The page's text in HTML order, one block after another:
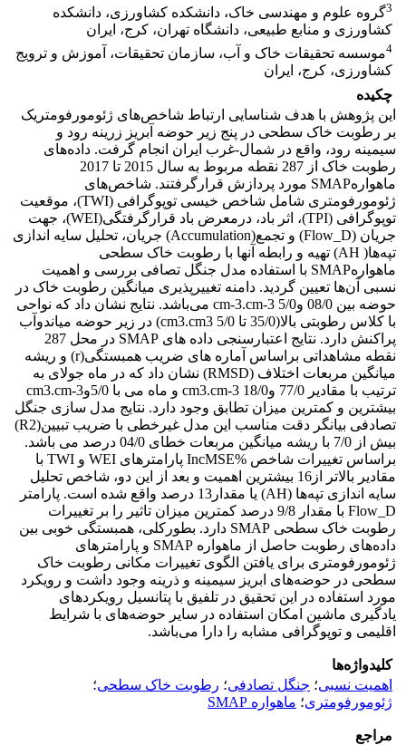
3گروه علوم و مهندسی خاک، دانشکده کشاورزی، دانشکده
کشاورزی و منابع طبیعی، دانشگاه تهران، کرج، ایران
4موسسه تحقیقات خاک و آب، سازمان تحقیقات، آموزش و ترویج
کشاورزی، کرج، ایران
چکیده
این پژوهش با هدف شناسایی ارتباط شاخص‌های ژئومورفومتریک
بر رطوبت خاک سطحی در پنج زیر حوضه آبریز زرینه رود و
سیمینه رود، واقع در شمال-غرب ایران انجام گرفت. داده‌های
رطوبت خاک از 287 نقطه مربوط به سال 2015 تا 2017
ماهوارهSMAP مورد پردازش قرارگرفتند. شاخص‌های
ژئومورفومتری شامل شاخص خیسی توپوگرافی (TWI)، موقعیت
توپوگرافی (TPI)، اثر باد، درمعرض باد قرارگرفتگی(WEI)، جهت
جریان (Flow_D) و تجمع(Accumulation) جریان، تحلیل سایه اندازی
تپه‌ها( AH) تهیه و رابطه آنها با رطوبت خاک سطحی
ماهوارهSMAP با استفاده مدل جنگل تصافی بررسی و اهمیت
نسبی آن‌ها تعیین گردید. دامنه تغییرپذیری میانگین رطوبت خاک در
حوضه بین 08/0 وcm-3.cm-3 5/0 می‌باشد. نتایج نشان داد که نواحی
با کلاس رطوبتی بالا(35/0 تا cm3.cm3 5/0) در زیر حوضه میاندوآب
پراکنش دارد. نتایج اعتبارسنجی داده های SMAP در محل 287
نقطه مشاهداتی براساس آماره های ضریب همبستگی(r) و ریشه
میانگین مربعات اختلاف (RMSD) نشان داد که در ماه جولای به
ترتیب با مقادیر 77/0 وcm3.cm-3 18/0 و ماه می با 5/0وcm3.cm-3
بیشترین و کمترین میزان تطابق وجود دارد. نتایج مدل سازی جنگل
تصادفی بیانگر دقت مناسب این مدل غیرخطی با ضریب تبیین(R2)
بیش از 7/0 با ریشه میانگین مربعات خطای 04/0 درصد می باشد.
براساس تغییرات شاخص %IncMSE پارامترهای WEI و TWI با
مقادیر بالاتر از16 بیشترین اهمیت و بعد از این دو، شاخص تحلیل
سایه اندازی تپه‌ها (AH) یا مقدار13 درصد واقع شده است. پارامتر
Flow_D با مقدار 9/8 درصد کمترین میزان تاثیر را بر تغییرات
رطوبت خاک سطحی SMAP دارد. بطورکلی، همبستگی خوبی بین
داده‌های رطوبت حاصل از ماهواره SMAP و پارامترهای
ژئومورفومتری برای یافتن الگوی تغییرات مکانی رطوبت خاک
سطحی در حوضه‌های ابریز سیمینه و ذرینه وجود داشت و رویکرد
مورد استفاده در این تحقیق در تلفیق با پتانسیل رویکردهای
یادگیری ماشین امکان استفاده در سایر حوضه‌های با شرایط
اقلیمی و توپوگرافی مشابه را دارا می‌باشد.
کلیدواژه‌ها
اهمیت نسبی؛ جنگل تصادفی؛ رطوبت خاک سطحی؛
ژئومورفومتری؛ ماهواره SMAP
مراجع